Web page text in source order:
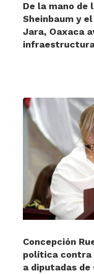
De la mano de
Sheinbaum y
Jara, Oaxaca
Concepción
política contra
a diputadas de